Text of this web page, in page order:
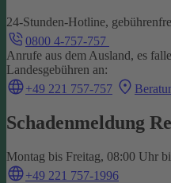
24-Stunden-Hotline,
0800 4-757-757
Anrufe aus dem Ausland, es
Landesgebühren an:
+49 221 757-757
Schadenmeldung
Montag bis Freitag, 08:00 Uhr
+49 221 757-1996